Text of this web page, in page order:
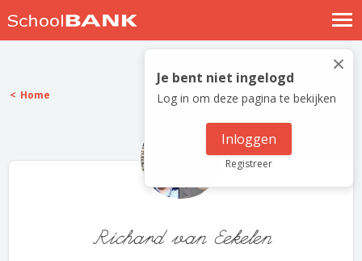
Nostalgische verhalen
Log in
Meld je gratis aan
×
Je bent niet ingelogd
Log in om deze pagina te bekijken
Inloggen
Registreer
Home
Richard van Eekelen